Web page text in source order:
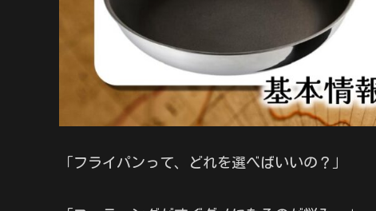
「フライパンって、どれを選べばいいの？」